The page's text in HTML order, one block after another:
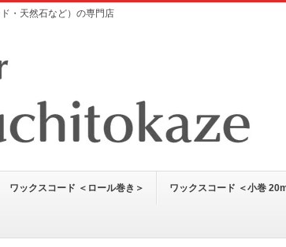
・天然石など）の専門店
ワックスコード ＜ロール巻き＞ ワックスコード ＜小巻